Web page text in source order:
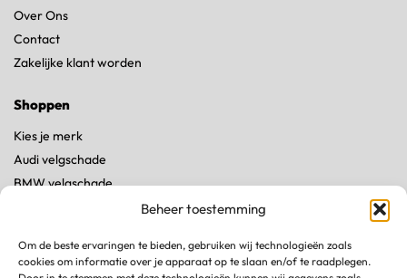
Beheer toestemming
Om de beste ervaringen te bieden, gebruiken wij technologieën zoals
cookies om informatie over je apparaat op te slaan en/of te raadplegen.
Over Ons
Contact
Zakelijke klant worden
Shoppen
Kies je merk
Audi velgschade
BMW velgschade
Land Rover velgschade
Porsche velgschade